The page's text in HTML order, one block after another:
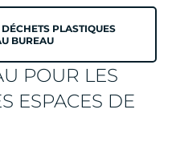
PLASTIQUES
BUREAU
POUR LES
ESPACES DE